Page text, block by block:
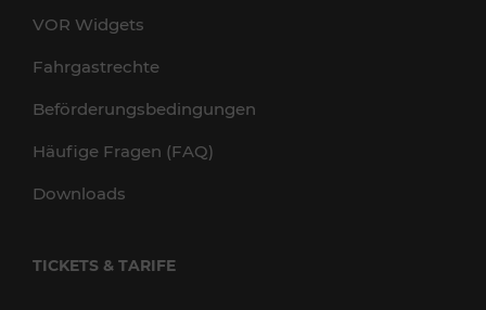
VOR Widgets
Fahrgastrechte
Beförderungsbedingungen
Häufige Fragen (FAQ)
Downloads
TICKETS & TARIFE